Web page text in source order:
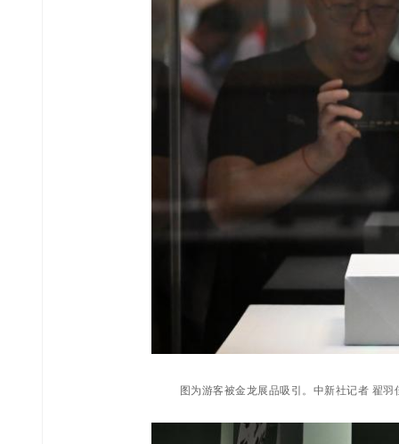
图为游客被金龙展品吸引。中新社记者 翟